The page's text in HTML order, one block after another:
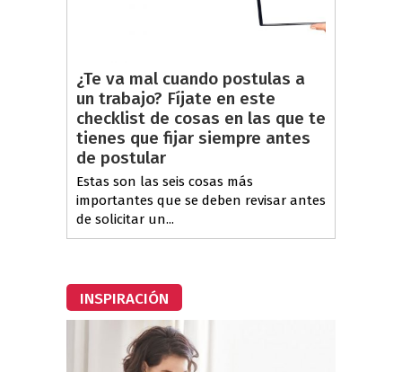
¿Te va mal cuando postulas a
un trabajo? Fíjate en este
checklist de cosas en las que te
tienes que fijar siempre antes
de postular
Estas son las seis cosas más
importantes que se deben revisar antes
de solicitar un...
INSPIRACIÓN